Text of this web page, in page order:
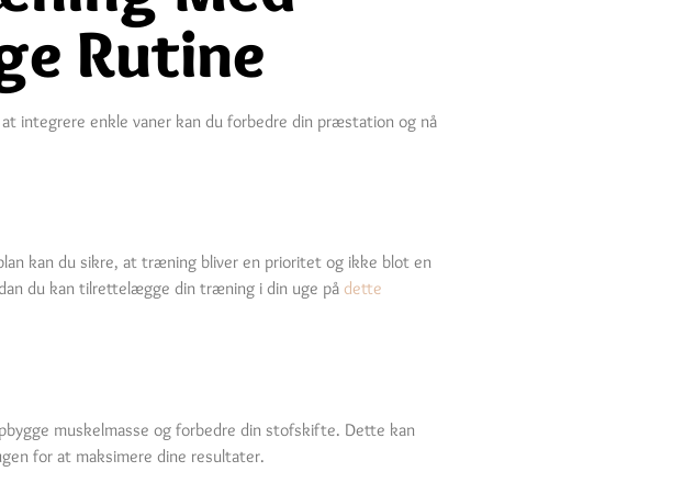
Rutine
integrere enkle vaner kan du forbedre din præstation og nå
kan du sikre, at træning bliver en prioritet og ikke blot en
du kan tilrettelægge din træning i din uge på dette
muskelmasse og forbedre din stofskifte. Dette kan
for at maksimere dine resultater.